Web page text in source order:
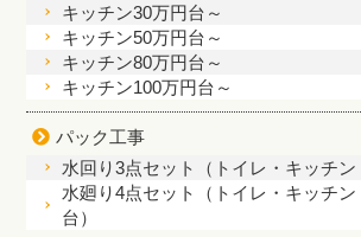
キッチン30万円台～
キッチン50万円台～
キッチン80万円台～
キッチン100万円台～
パック工事
水回り3点セット（トイレ・キッチン
水廻り4点セット（トイレ・キッチ
台）